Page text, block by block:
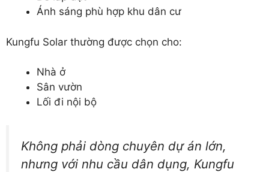
Ánh sáng phù hợp khu dân cư
Kungfu Solar thường được chọn cho:
Nhà ở
Sân vườn
Lối đi nội bộ
Không phải dòng chuyên dự án lớn,
nhưng với nhu cầu dân dụng, Kungfu